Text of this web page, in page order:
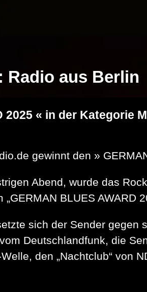
Radio aus Berlin
2025 « in der Kategorie
gewinnt den »
Abend, wurde das
„GERMAN BLUES AWARD
sich der Sender gegen
Deutschlandfunk, die
den „Nachtclub“ von